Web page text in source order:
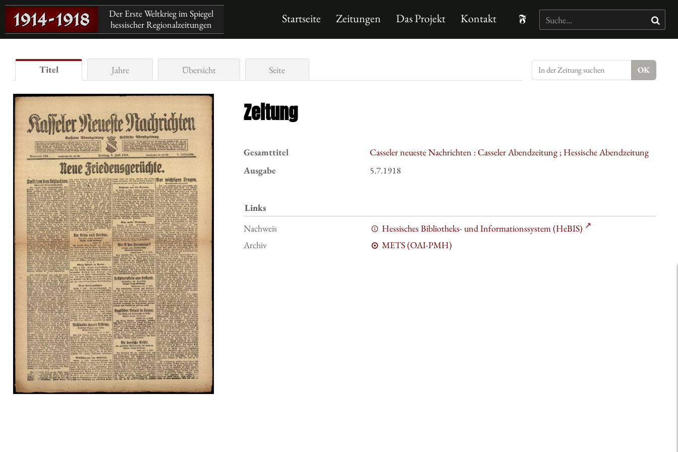
Der Erste Weltkrieg im Spiegel
hessischer Regionalzeitungen
Startseite Zeitungen Das Projekt Kontakt
Titel Jahre Übersicht Seite
Zeitung
Gesamttitel
Casseler neueste Nachrichten : Casseler Abendzeitung ; Hessische Abendzeitung
Ausgabe
5.7.1918
Links
Nachweis
Hessisches Bibliotheks- und Informationssystem (HeBIS)
Archiv
METS (OAI-PMH)